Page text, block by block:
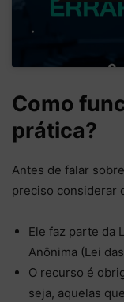
Como
prática?
Antes de falar
preciso considerar
Ele faz parte da
Anônima (Lei
O recurso é
seja, aquelas